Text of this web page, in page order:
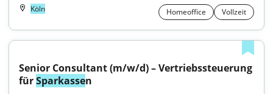
Köln Homeoffice Vollzeit
Senior Consultant (m/w/d) – Vertriebssteuerung
für Sparkassen